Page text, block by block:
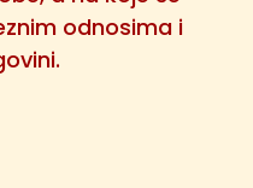
odnosima i